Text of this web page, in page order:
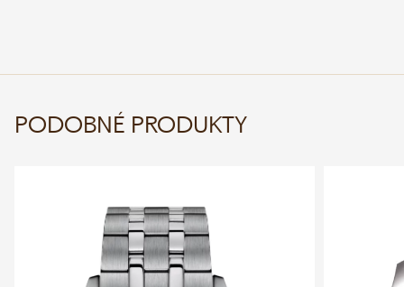
PODOBNÉ PRODUKTY